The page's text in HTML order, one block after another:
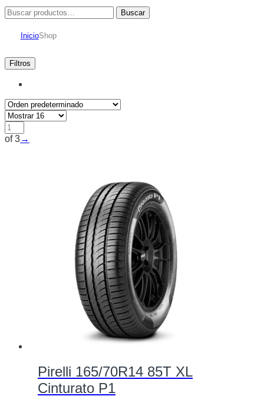
Buscar
por:
Buscar
InicioShop
Filtros
of 3→
Pirelli 165/70R14 85T XL
Cinturato P1